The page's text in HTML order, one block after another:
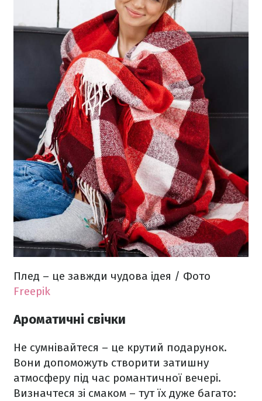
Плед – це завжди чудова ідея / Фото
Freepik
Ароматичні свічки
Не сумнівайтеся – це крутий подарунок.
Вони допоможуть створити затишну
атмосферу під час романтичної вечері.
Визначтеся зі смаком – тут їх дуже багато: